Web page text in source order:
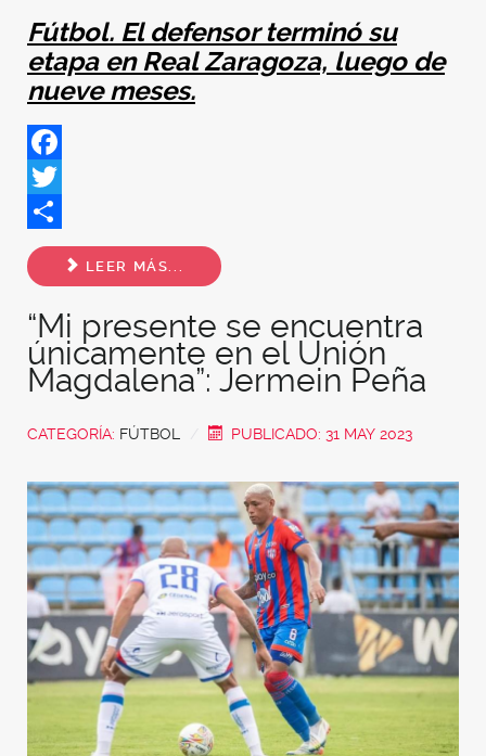
Fútbol. El defensor terminó su
etapa en Real Zaragoza, luego de
nueve meses.
Facebook
Twitter
Share
LEER MÁS...
“Mi presente se encuentra
únicamente en el Unión
Magdalena”: Jermein Peña
CATEGORÍA: FÚTBOL PUBLICADO: 31 MAY 2023